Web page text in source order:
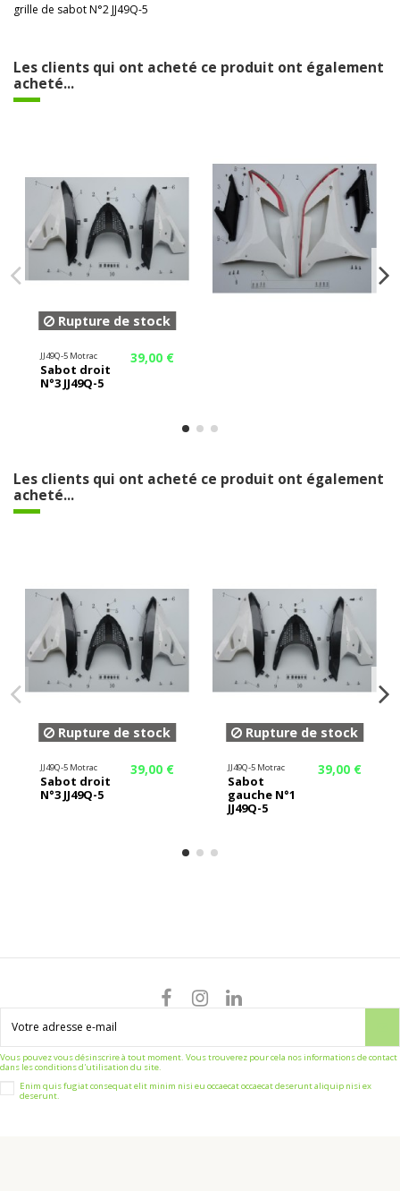
grille de sabot N°2 JJ49Q-5
Les clients qui ont acheté ce produit ont également
acheté...
Rupture de stock
JJ49Q-5 Motrac
Sabot droit
N°3 JJ49Q-5
39,00 €
Les clients qui ont acheté ce produit ont également
acheté...
Rupture de stock
JJ49Q-5 Motrac
Sabot droit
N°3 JJ49Q-5
39,00 €
Rupture de stock
JJ49Q-5 Motrac
Sabot
gauche N°1
JJ49Q-5
39,00 €
Vous pouvez vous désinscrire à tout moment. Vous trouverez pour cela nos informations de contact
dans les conditions d'utilisation du site.
Enim quis fugiat consequat elit minim nisi eu occaecat occaecat deserunt aliquip nisi ex
deserunt.